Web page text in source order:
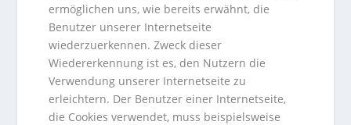
ermöglichen uns, wie bereits erwähnt, die
Benutzer unserer Internetseite
wiederzuerkennen. Zweck dieser
Wiedererkennung ist es, den Nutzern die
Verwendung unserer Internetseite zu
erleichtern. Der Benutzer einer Internetseite,
die Cookies verwendet, muss beispielsweise